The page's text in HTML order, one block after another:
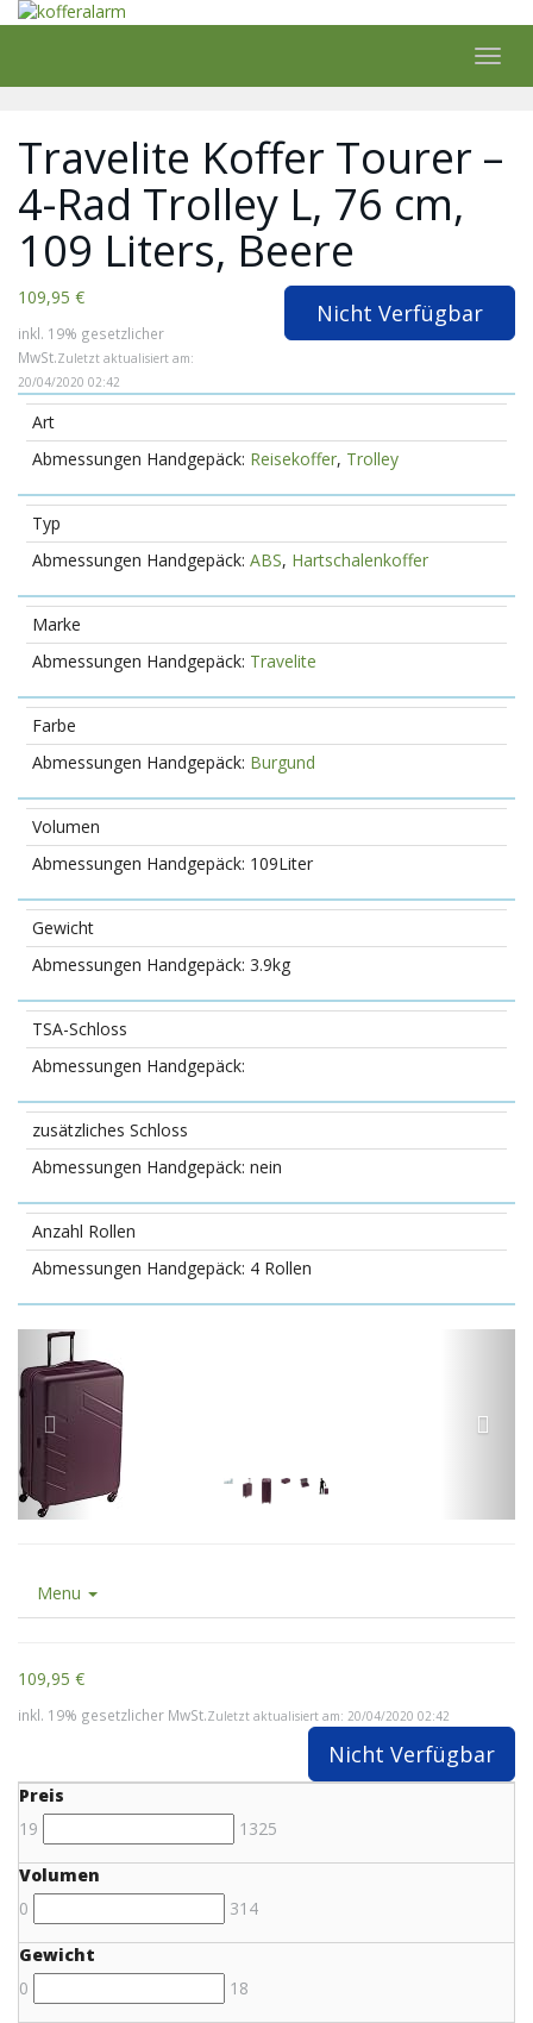
Skip
content
Travelite Koffer Tourer –
4-Rad Trolley L, 76 cm,
109 Liters, Beere
109,95 €
inkl. 19% gesetzlicher
MwSt.Zuletzt aktualisiert am:
20/04/2020 02:42
Nicht Verfügbar
Art
Reisekoffer, Trolley
Typ
ABS, Hartschalenkoffer
Marke
Travelite
Farbe
Burgund
Volumen
109Liter
Gewicht
3.9kg
TSA-Schloss
zusätzliches Schloss
nein
Anzahl Rollen
4 Rollen
Menu
109,95 €
inkl. 19% gesetzlicher MwSt.Zuletzt aktualisiert am: 20/04/2020 02:42
Nicht Verfügbar
Preis
19
1325
Volumen
0
314
Gewicht
0
18